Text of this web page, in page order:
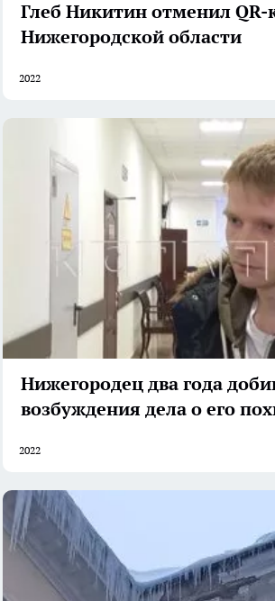
Глеб Никитин отменил
Нижегородской области
2022
Нижегородец два года
возбуждения дела о его
2022